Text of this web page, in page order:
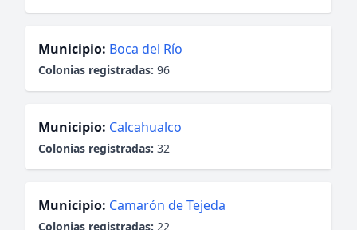
Municipio: Boca del Río
Colonias registradas: 96
Municipio: Calcahualco
Colonias registradas: 32
Municipio: Camarón de Tejeda
Colonias registradas: 22